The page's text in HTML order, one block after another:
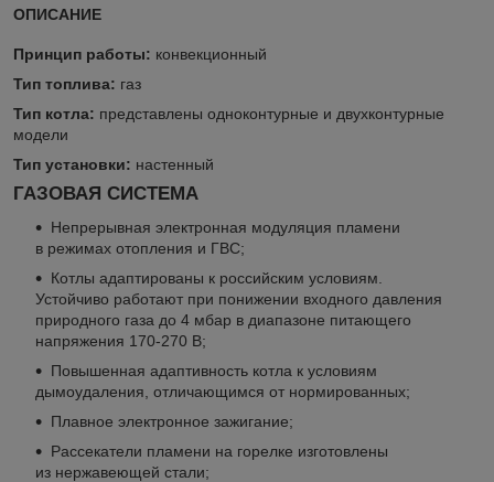
ОПИСАНИЕ
Принцип работы: конвекционный
Тип топлива: газ
Тип котла: представлены одноконтурные и двухконтурные
модели
Тип установки: настенный
ГАЗОВАЯ СИСТЕМА
Непрерывная электронная модуляция пламени
в режимах отопления и ГВС;
Котлы адаптированы к российским условиям.
Устойчиво работают при понижении входного давления
природного газа до 4 мбар в диапазоне питающего
напряжения 170-270 В;
Повышенная адаптивность котла к условиям
дымоудаления, отличающимся от нормированных;
Плавное электронное зажигание;
Рассекатели пламени на горелке изготовлены
из нержавеющей стали;